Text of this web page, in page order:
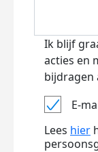
Ik blijf
acties en
bijdragen
E-
Lees hier